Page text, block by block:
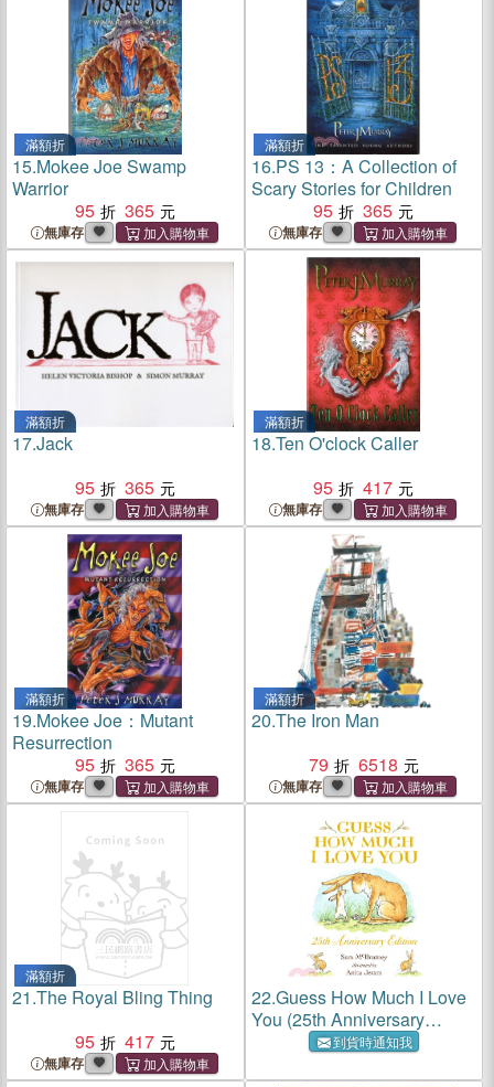
滿額折
15.Mokee Joe Swamp
Warrior
95
365
無庫存
滿額折
16.PS 13：A Collection of
Scary Stories for Children
95
365
無庫存
滿額折
17.Jack
95
365
無庫存
滿額折
18.Ten O'clock Caller
95
417
無庫存
滿額折
19.Mokee Joe：Mutant
Resurrection
95
365
無庫存
滿額折
20.The Iron Man
79
6518
無庫存
滿額折
21.The Royal Bling Thing
95
417
無庫存
22.Guess How Much I Love
You (25th Anniversary
Edition)(平裝本)
到貨時通知我